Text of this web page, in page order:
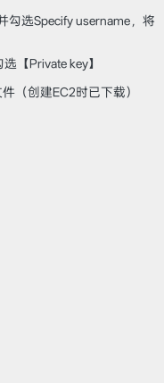
勾选Specify username，将
【Private key】
（创建EC2时已下载）